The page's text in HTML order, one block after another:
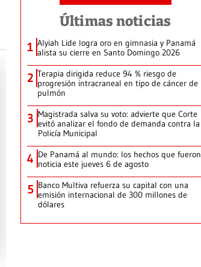
Últimas noticias
1 Alyiah Lide logra oro en gimnasia y Panamá
alista su cierre en Santo Domingo 2026
2 Terapia dirigida reduce 94 % riesgo de
progresión intracraneal en tipo de cáncer de
pulmón
3 Magistrada salva su voto: advierte que Corte
evitó analizar el fondo de demanda contra la
Policía Municipal
4 De Panamá al mundo: los hechos que fueron
noticia este jueves 6 de agosto
5 Banco Multiva refuerza su capital con una
emisión internacional de 300 millones de
dólares